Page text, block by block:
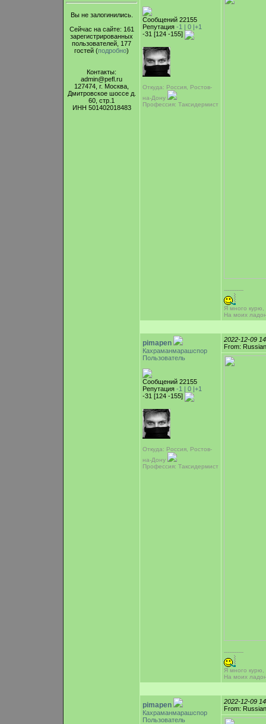
Вы не залогинились.
Сейчас на сайте: 161
зарегистрированных
пользователей, 177
гостей (подробно)
Контакты:
admin@pefl.ru
127474, г. Москва,
Дмитровское шоссе д.
60, стр.1
ИНН 501402018483
Сообщений 22155
Репутация -1 | 0 |+1
-31 [124 -155]
Откуда: Россия, Ростов-
на-Дону
Профессия: Таксидермист
-----------
Я много курю,
На моих
pimapen
Кахраманмарашспор
Пользователь
Сообщений 22155
Репутация -1 | 0 |+1
-31 [124 -155]
Откуда: Россия, Ростов-
на-Дону
Профессия: Таксидермист
2022-12-09
From:
-----------
Я много курю,
На моих
pimapen
Кахраманмарашспор
Пользователь
2022-12-09
From: